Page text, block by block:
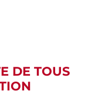
DE TOUS